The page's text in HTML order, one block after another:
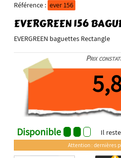
Référence : ever 156
EVERGREEN 156
EVERGREEN baguettes Rectangle
Prix
Disponible Il reste
Attention : dernières